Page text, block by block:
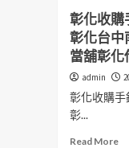
彰化收購
彰化台中
當舖彰化
admin
彰化收購手
彰...
Read More